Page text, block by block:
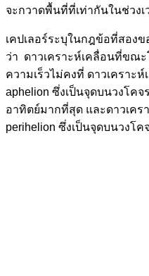
จะกวาดพื้นที่ที่เท่ากันในช่วงเ
เคปเลอร์ระบุในกฎข้อที่สอง
ว่า ดาวเคราะห์เคลื่อนที่ขณ
ความเร็วไม่คงที่ ดาวเคราะ
aphelion ซึ่งเป็นจุดบนวงโค
อาทิตย์มากที่สุด และดาวเคร
perihelion ซึ่งเป็นจุดบนวงโ